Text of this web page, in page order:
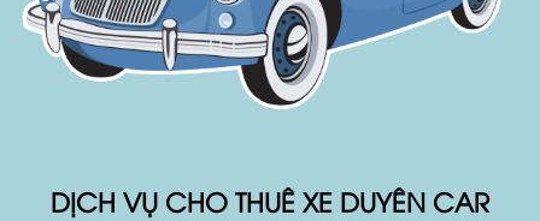
DỊCH VỤ CHO THUÊ XE DUYÊN CAR